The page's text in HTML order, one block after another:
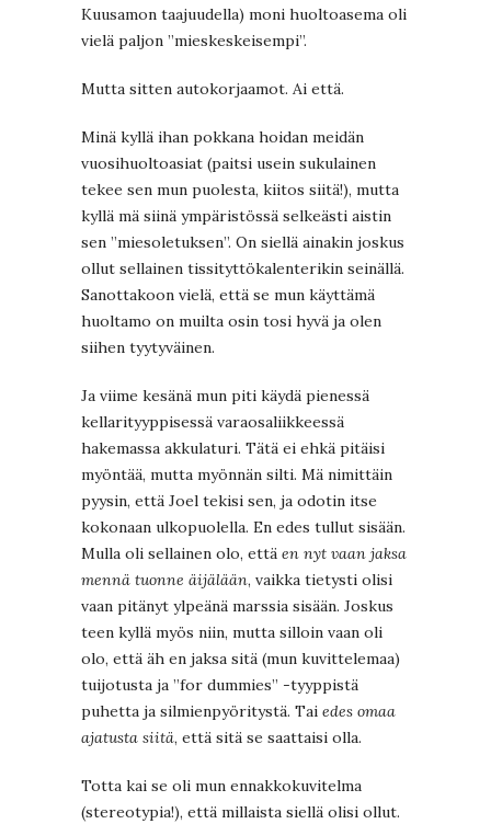
Kuusamon taajuudella) moni huoltoasema oli
vielä paljon ”mieskeskeisempi”.
Mutta sitten autokorjaamot. Ai että.
Minä kyllä ihan pokkana hoidan meidän
vuosihuoltoasiat (paitsi usein sukulainen
tekee sen mun puolesta, kiitos siitä!), mutta
kyllä mä siinä ympäristössä selkeästi aistin
sen ”miesoletuksen”. On siellä ainakin joskus
ollut sellainen tissityttökalenterikin seinällä.
Sanottakoon vielä, että se mun käyttämä
huoltamo on muilta osin tosi hyvä ja olen
siihen tyytyväinen.
Ja viime kesänä mun piti käydä pienessä
kellarityyppisessä varaosaliikkeessä
hakemassa akkulaturi. Tätä ei ehkä pitäisi
myöntää, mutta myönnän silti. Mä nimittäin
pyysin, että Joel tekisi sen, ja odotin itse
kokonaan ulkopuolella. En edes tullut sisään.
Mulla oli sellainen olo, että en nyt vaan jaksa
mennä tuonne äijälään, vaikka tietysti olisi
vaan pitänyt ylpeänä marssia sisään. Joskus
teen kyllä myös niin, mutta silloin vaan oli
olo, että äh en jaksa sitä (mun kuvittelemaa)
tuijotusta ja ”for dummies” -tyyppistä
puhetta ja silmienpyöritystä. Tai edes omaa
ajatusta siitä, että sitä se saattaisi olla.
Totta kai se oli mun ennakkokuvitelma
(stereotypia!), että millaista siellä olisi ollut.